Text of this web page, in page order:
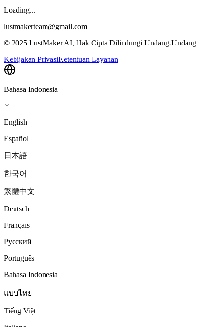
Loading...
lustmakerteam@gmail.com
© 2025 LustMaker AI, Hak Cipta Dilindungi Undang-Undang.
Kebijakan PrivasiKetentuan Layanan
Bahasa Indonesia
English
Español
日本語
한국어
繁體中文
Deutsch
Français
Русский
Português
Bahasa Indonesia
แบบไทย
Tiếng Việt